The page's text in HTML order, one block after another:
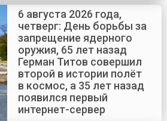
6 августа 2026 года,
четверг: День борьбы за
запрещение ядерного
оружия, 65 лет назад
Герман Титов совершил
второй в истории полёт
в космос, а 35 лет назад
появился первый
интернет-сервер